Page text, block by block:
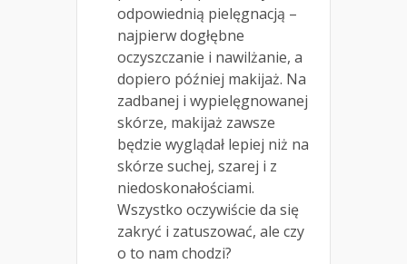
odpowiednią pielęgnacją –
najpierw dogłębne
oczyszczanie i nawilżanie, a
dopiero później makijaż. Na
zadbanej i wypielęgnowanej
skórze, makijaż zawsze
będzie wyglądał lepiej niż na
skórze suchej, szarej i z
niedoskonałościami.
Wszystko oczywiście da się
zakryć i zatuszować, ale czy
o to nam chodzi?